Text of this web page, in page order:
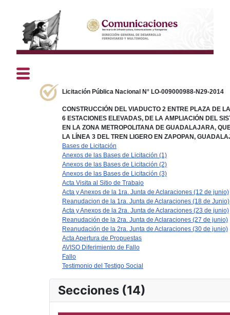
Licitación Pública Nacional N° LO-009000988-N29-2014
CONSTRUCCIÓN DEL VIADUCTO 2 ENTRE PLAZA DE
6 ESTACIONES ELEVADAS, DE LA AMPLIACIÓN DEL
EN LA ZONA METROPOLITANA DE GUADALAJARA,
LA LÍNEA 3 DEL TREN LIGERO EN ZAPOPAN,
Bases de Licitación
Anexos de las Bases de Licitación (1)
Anexos de las Bases de Licitación (2)
Anexos de las Bases de Licitación (3)
Acta Visita al Sitio de Trabajo
Acta y Anexos de la 1ra. Junta de Aclaraciones (12 de junio)
Reanudacion de la 1ra. Junta de Aclaraciones (18 de Junio)
Acta y Anexos de la 2ra. Junta de Aclaraciones (23 de junio)
Reanudación de la 2ra. Junta de Aclaraciones (27 de junio)
Reanudación de la 2ra. Junta de Aclaraciones (30 de junio)
Acta Apertura de Propuestas
AVISO Diferimiento de Fallo
Fallo
Testimonio del Testigo Social
Secciones (14)